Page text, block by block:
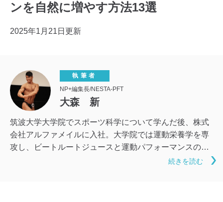
ンを自然に増やす方法13選
2025年1月21日更新
執筆者
NP+編集長/NESTA-PFT
大森 新
筑波大学大学院でスポーツ科学について学んだ後、株式
会社アルファメイルに入社。大学院では運動栄養学を専
攻し、ビートルートジュースと運動パフォーマンスの関
係について研究。アルファメイル入社後は大学院で学ん
続きを読む